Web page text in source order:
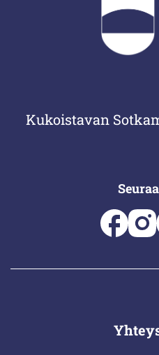
Kukoistavan